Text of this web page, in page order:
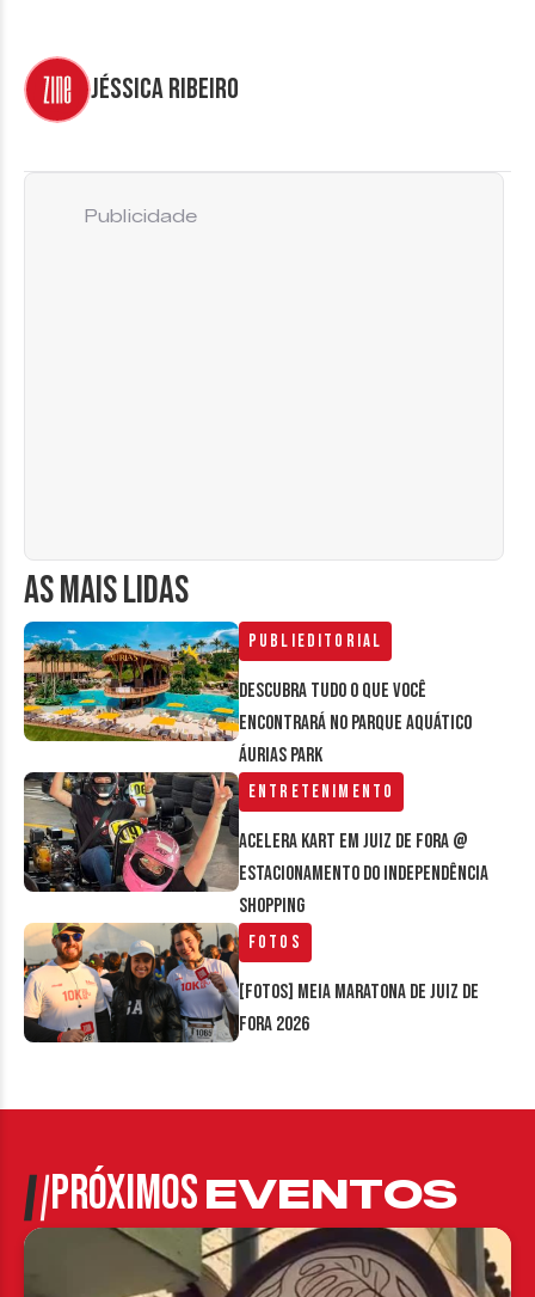
Jéssica Ribeiro
AS MAIS LIDAS
Publieditorial
Descubra tudo o que você
encontrará no parque aquático
Áurias Park
Entretenimento
Acelera Kart em Juiz de Fora @
estacionamento do Independência
Shopping
Fotos
[FOTOS] Meia Maratona de Juiz de
Fora 2026
Publicidade
PRÓXIMOSEVENTOS